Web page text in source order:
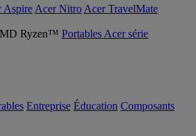
Aspire Acer Nitro Acer TravelMate
Portables Acer série
Entreprise Éducation Composants